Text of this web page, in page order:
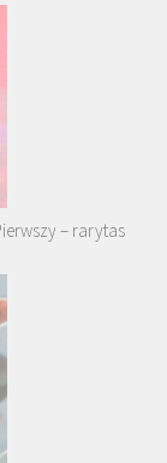
– rarytas